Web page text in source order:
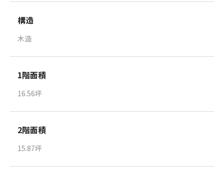
構造
木造
1階面積
16.56坪
2階面積
15.87坪